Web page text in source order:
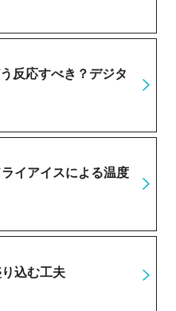
反応すべき？デジタ
イアイスによる温度
込む工夫